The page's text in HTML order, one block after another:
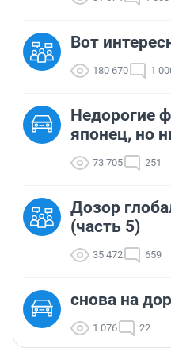
Вот
180 670 1
Недорогие
японец, но
73 705 251
Дозор
(часть 5)
35 472 659
снова на
1 076 22